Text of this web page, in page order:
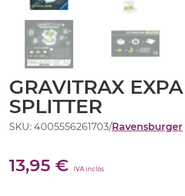
GRAVITRAX
SPLITTER
SKU: 4005556261703/Ravensburger
13,95 € IVA inclòs